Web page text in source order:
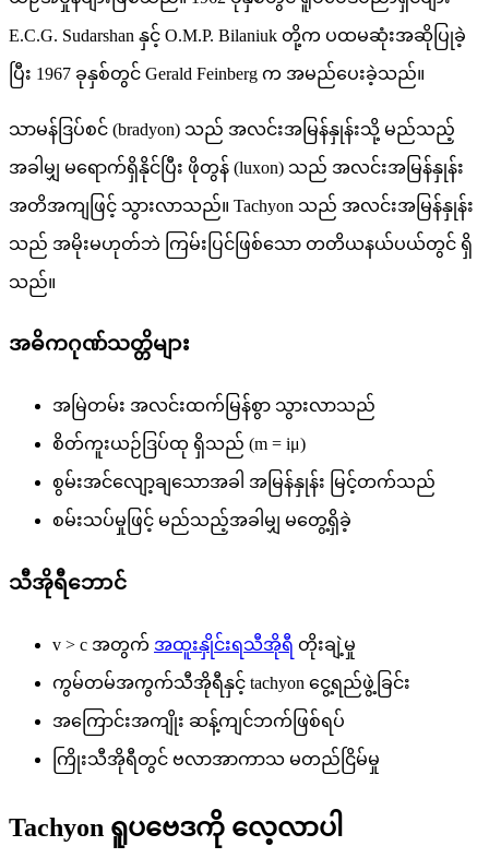
E.C.G. Sudarshan နှင့် O.M.P. Bilaniuk တို့က ပထမဆုံးအဆိုပြုခဲ့
ပြီး 1967 ခုနှစ်တွင် Gerald Feinberg က အမည်ပေးခဲ့သည်။
သာမန်ဒြပ်စင် (bradyon) သည် အလင်းအမြန်နှုန်းသို့ မည်သည့်
အခါမျှ မရောက်ရှိနိုင်ပြီး ဖိုတွန် (luxon) သည် အလင်းအမြန်နှုန်း
အတိအကျဖြင့် သွားလာသည်။ Tachyon သည် အလင်းအမြန်နှုန်း
သည် အမိုးမဟုတ်ဘဲ ကြမ်းပြင်ဖြစ်သော တတိယနယ်ပယ်တွင် ရှိ
သည်။
အဓိကဂုဏ်သတ္တိများ
အမြဲတမ်း အလင်းထက်မြန်စွာ သွားလာသည်
စိတ်ကူးယဉ်ဒြပ်ထု ရှိသည် (m = iμ)
စွမ်းအင်လျော့ချသောအခါ အမြန်နှုန်း မြင့်တက်သည်
စမ်းသပ်မှုဖြင့် မည်သည့်အခါမျှ မတွေ့ရှိခဲ့
သီအိုရီဘောင်
v > c အတွက် အထူးနှိုင်းရသီအိုရီ တိုးချဲ့မှု
ကွမ်တမ်အကွက်သီအိုရီနှင့် tachyon ငွေ့ရည်ဖွဲ့ခြင်း
အကြောင်းအကျိုး ဆန့်ကျင်ဘက်ဖြစ်ရပ်
ကြိုးသီအိုရီတွင် ဗလာအာကာသ မတည်ငြိမ်မှု
Tachyon ရူပဗေဒကို လေ့လာပါ